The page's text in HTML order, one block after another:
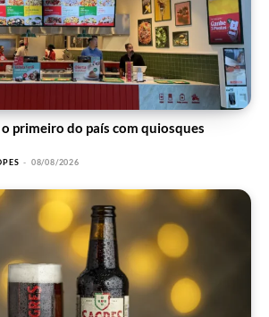
primeiro do país com quiosques
- 08/08/2026